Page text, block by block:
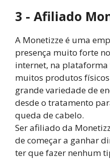
3 - Afiliado
A Monetizze é uma
presença muito forte
internet, na plataforma
muitos produtos
grande variedade de
desde o tratamento
queda de cabelo.
Ser afiliado da
de começar a ganhar
ter que fazer nenhum